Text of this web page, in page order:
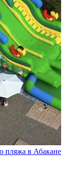
пляжа в Абакане